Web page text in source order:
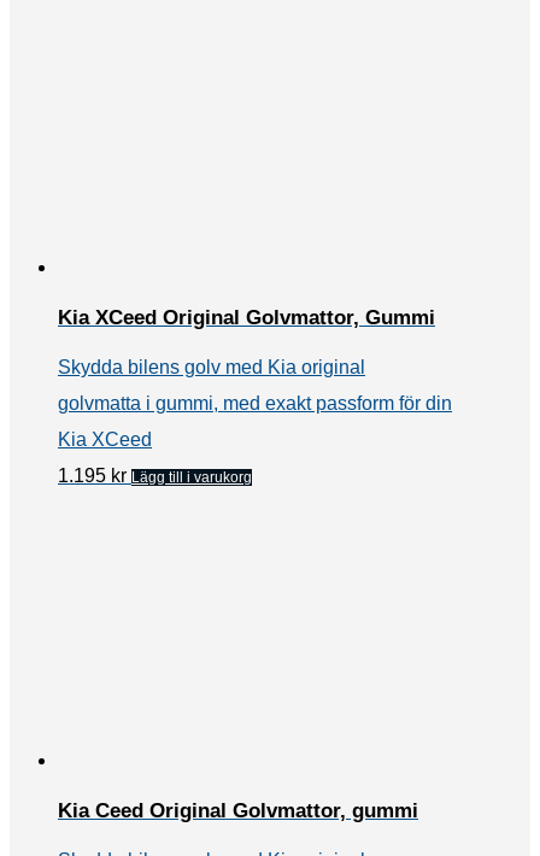
Kia XCeed Original Golvmattor, Gummi
Skydda bilens golv med Kia original
golvmatta i gummi, med exakt passform för din
Kia XCeed
1.195 kr Lägg till i varukorg
Kia Ceed Original Golvmattor, gummi